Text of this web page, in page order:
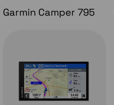
Garmin Camper 795